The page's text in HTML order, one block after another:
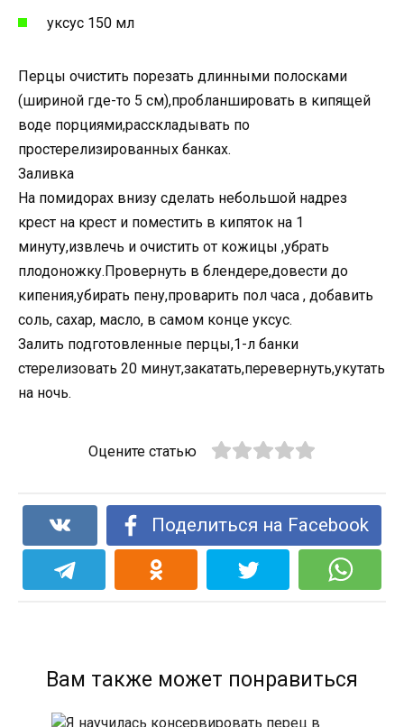
уксус 150 мл
Перцы очистить порезать длинными полосками
(шириной где-то 5 см),пробланшировать в кипящей
воде порциями,расскладывать по
простерелизированных банках.
Заливка
На помидорах внизу сделать небольшой надрез
крест на крест и поместить в кипяток на 1
минуту,извлечь и очистить от кожицы ,убрать
плодоножку.Провернуть в блендере,довести до
кипения,убирать пену,проварить пол часа , добавить
соль, сахар, масло, в самом конце уксус.
Залить подготовленные перцы,1-л банки
стерелизовать 20 минут,закатать,перевернуть,укутать
на ночь.
Оцените статью
Поделиться на Facebook
Вам также может понравиться